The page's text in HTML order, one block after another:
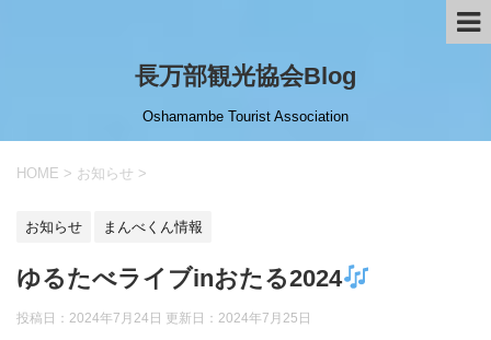
長万部観光協会Blog
Oshamambe Tourist Association
HOME > お知らせ >
お知らせ まんべくん情報
ゆるたべライブinおたる2024
投稿日：2024年7月24日 更新日： 2024年7月25日